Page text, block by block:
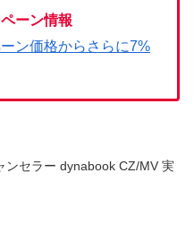
ーン情報
ン価格からさらに7%
ンセラー dynabook CZ/MV 実